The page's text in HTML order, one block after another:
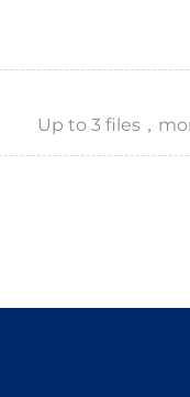
Up to 3 files，